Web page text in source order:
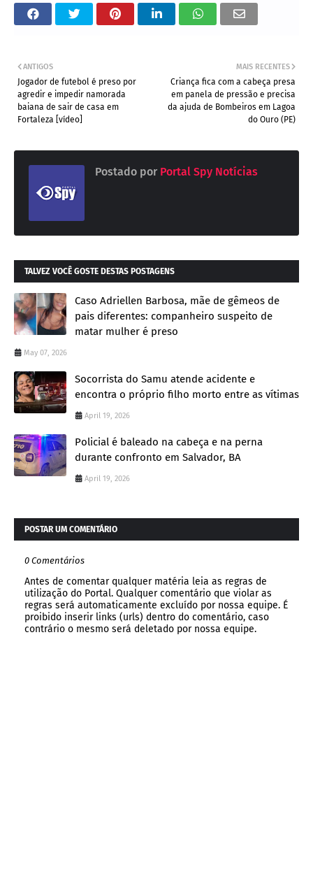
MAIS RECENTES
Criança fica com a cabeça presa
em panela de pressão e precisa
da ajuda de Bombeiros em Lagoa
do Ouro (PE)
ANTIGOS
Jogador de futebol é preso por
agredir e impedir namorada
baiana de sair de casa em
Fortaleza [vídeo]
Postado por Portal Spy Notícias
TALVEZ VOCÊ GOSTE DESTAS POSTAGENS
Caso Adriellen Barbosa, mãe de gêmeos de
pais diferentes: companheiro suspeito de
matar mulher é preso
May 07, 2026
Socorrista do Samu atende acidente e
encontra o próprio filho morto entre as vítimas
April 19, 2026
Policial é baleado na cabeça e na perna
durante confronto em Salvador, BA
April 19, 2026
POSTAR UM COMENTÁRIO
0 Comentários
Antes de comentar qualquer matéria leia as regras de
utilização do Portal. Qualquer comentário que violar as
regras será automaticamente excluído por nossa equipe. É
proibido inserir links (urls) dentro do comentário, caso
contrário o mesmo será deletado por nossa equipe.